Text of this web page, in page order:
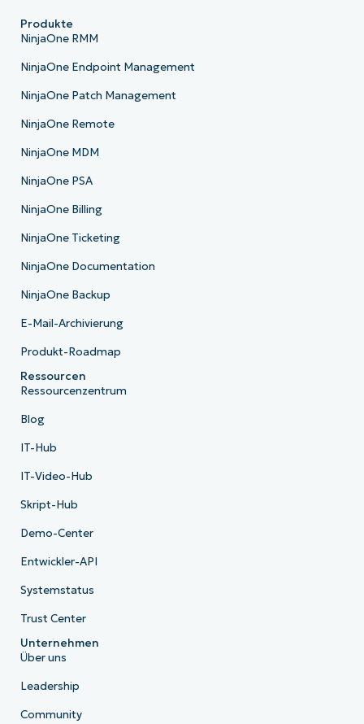
Produkte
NinjaOne RMM
NinjaOne Endpoint Management
NinjaOne Patch Management
NinjaOne Remote
NinjaOne MDM
NinjaOne PSA
NinjaOne Billing
NinjaOne Ticketing
NinjaOne Documentation
NinjaOne Backup
E-Mail-Archivierung
Produkt-Roadmap
Ressourcen
Ressourcenzentrum
Blog
IT-Hub
IT-Video-Hub
Skript-Hub
Demo-Center
Entwickler-API
Systemstatus
Trust Center
Unternehmen
Über uns
Leadership
Community